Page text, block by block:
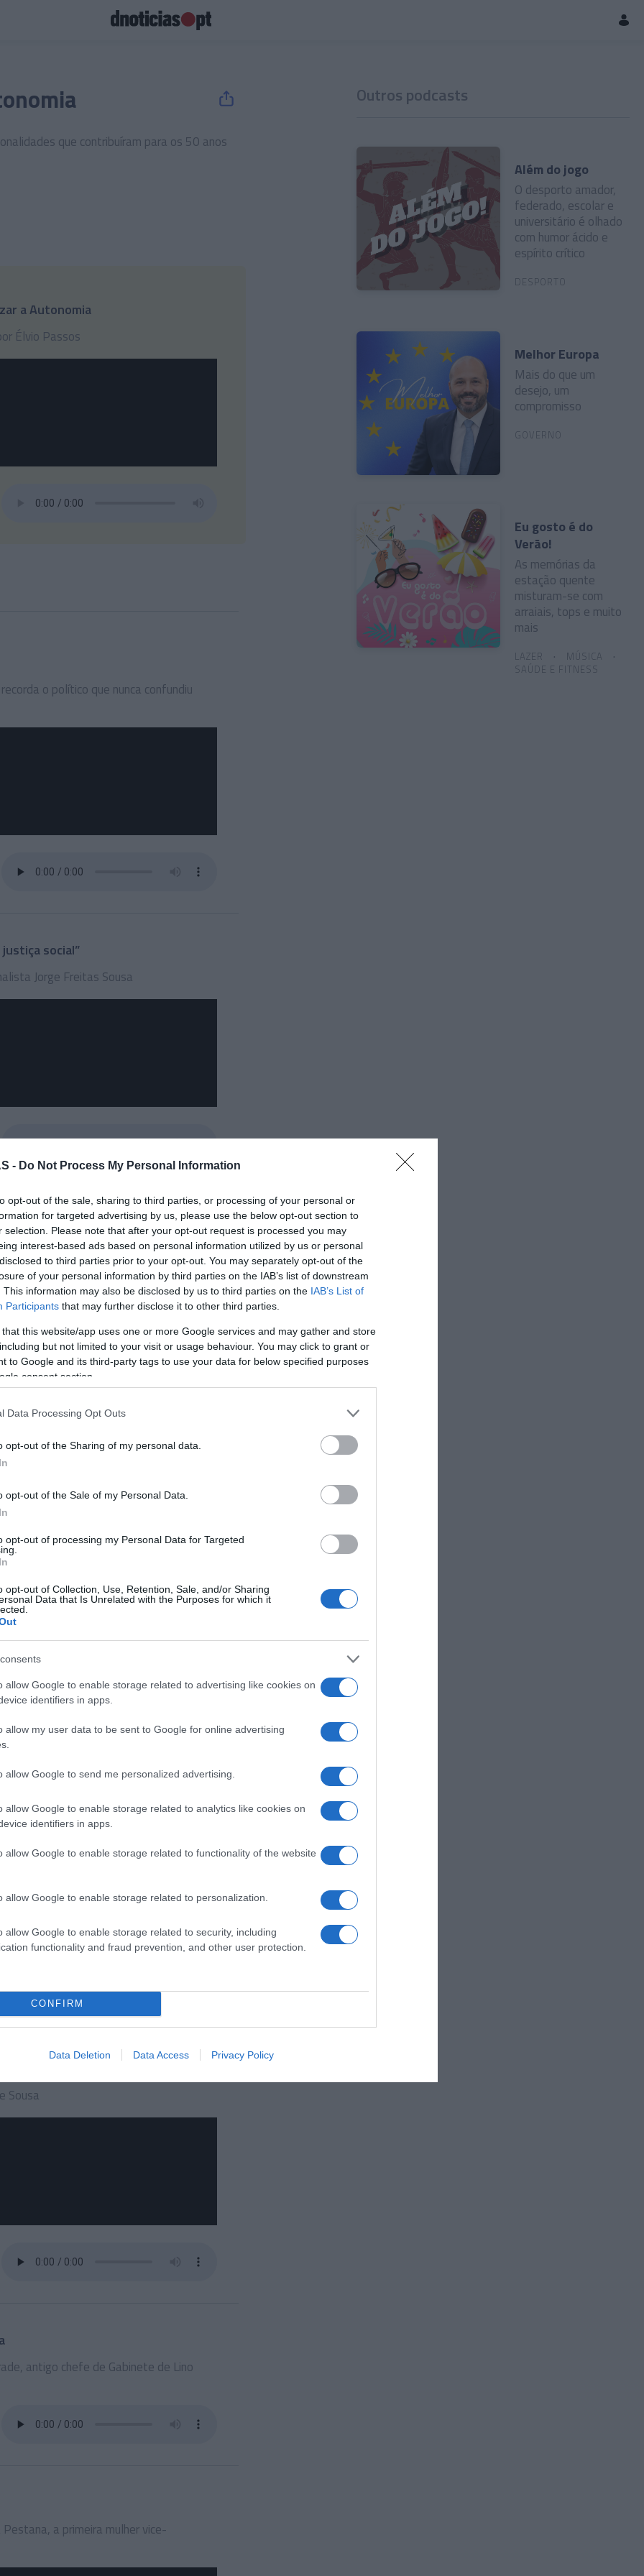
- Do Not Process My Personal Information
opt-out of the sale, sharing to third parties, or processing of your personal or
for targeted advertising by us, please use the below opt-out section to
selection. Please note that after your opt-out request is processed you may
interest-based ads based on personal information utilized by us or personal
to third parties prior to your opt-out. You may separately opt-out of the
of your personal information by third parties on the IAB’s list of downstream
This information may also be disclosed by us to third parties on the IAB’s List of
Participants that may further disclose it to other third parties.
that this website/app uses one or more Google services and may gather and store
but not limited to your visit or usage behaviour. You may click to grant or
to Google and its third-party tags to use your data for below specified purposes
consent section.
Data Processing Opt Outs
opt-out of the Sharing of my personal data.
opt-out of the Sale of my Personal Data.
opt-out of processing my Personal Data for Targeted
opt-out of Collection, Use, Retention, Sale, and/or Sharing
Data that Is Unrelated with the Purposes for which it
allow Google to enable storage related to advertising like cookies on
identifiers in apps.
allow my user data to be sent to Google for online advertising
allow Google to send me personalized advertising.
allow Google to enable storage related to analytics like cookies on
identifiers in apps.
allow Google to enable storage related to functionality of the website
allow Google to enable storage related to personalization.
allow Google to enable storage related to security, including
functionality and fraud prevention, and other user protection.
CONFIRM
Data Deletion Data Access Privacy Policy
que contribuíram para os 50 anos
a Autonomia
Élvio Passos
o político que nunca confundiu
social”
Jorge Freitas Sousa
do que o crescimento"
Madeira sempre procurou evitar um
Gomes, que esteve mais de 30
Presidente durante um mandato.
a Autonomia
Élvio Passos
Sousa
antigo chefe de Gabinete de Lino
a primeira mulher vice-
Outros podcasts
Além do jogo
O desporto amador,
federado, escolar e
universitário é olhado
com humor ácido e
espírito crítico
DESPORTO
Melhor Europa
Mais do que um
desejo, um
compromisso
GOVERNO
Eu gosto é do
Verão!
As memórias da
estação quente
misturam-se com
arraiais, tops e muito
mais
LAZER
MÚSICA
SAÚDE E FITNESS